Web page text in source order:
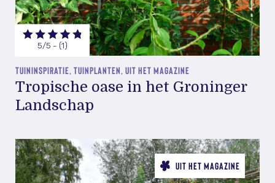
5/5 - (1)
TUININSPIRATIE, TUINPLANTEN, UIT HET MAGAZINE
Tropische oase in het Groninger
Landschap
UIT HET MAGAZINE